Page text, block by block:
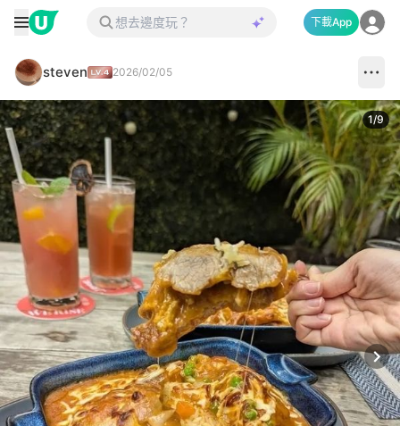
下載App
steven 2026/02/05
1/9